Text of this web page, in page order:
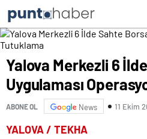
Yalova Merkezli 6
Uygulaması
ABONE OL News 11 Ekim
YALOVA / TEKHA